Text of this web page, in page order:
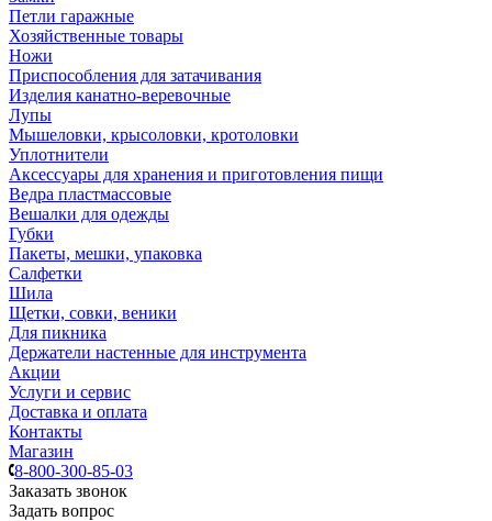
Петли гаражные
Хозяйственные товары
Ножи
Приспособления для затачивания
Изделия канатно-веревочные
Лупы
Мышеловки, крысоловки, кротоловки
Уплотнители
Аксессуары для хранения и приготовления пищи
Ведра пластмассовые
Вешалки для одежды
Губки
Пакеты, мешки, упаковка
Салфетки
Шила
Щетки, совки, веники
Для пикника
Держатели настенные для инструмента
Акции
Услуги и сервис
Доставка и оплата
Контакты
Магазин
8-800-300-85-03
Заказать звонок
Задать вопрос